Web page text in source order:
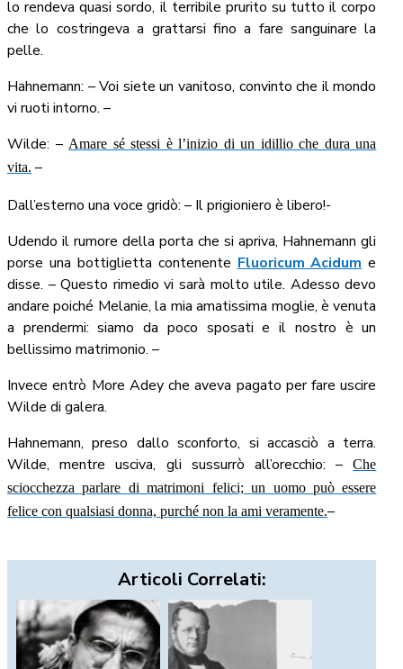
lo rendeva quasi sordo, il terribile prurito su tutto il corpo
che lo costringeva a grattarsi fino a fare sanguinare la
pelle.
Hahnemann: – Voi siete un vanitoso, convinto che il mondo
vi ruoti intorno. –
Wilde: –Amare sé stessi è l’inizio di un idillio che dura una
vita. –
Dall’esterno una voce gridò: – Il prigioniero è libero!-
Udendo il rumore della porta che si apriva, Hahnemann gli
porse una bottiglietta contenente Fluoricum Acidum e
disse. – Questo rimedio vi sarà molto utile. Adesso devo
andare poiché Melanie, la mia amatissima moglie, è venuta
a prendermi: siamo da poco sposati e il nostro è un
bellissimo matrimonio. –
Invece entrò More Adey che aveva pagato per fare uscire
Wilde di galera.
Hahnemann, preso dallo sconforto, si accasciò a terra.
Wilde, mentre usciva, gli sussurrò all’orecchio: –Che
sciocchezza parlare di matrimoni felici; un uomo può essere
felice con qualsiasi donna, purché non la ami veramente.–
Articoli Correlati: